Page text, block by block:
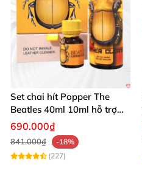
Set chai hít Popper The
Beatles 40ml 10ml hỗ trợ
giãn nở hậu môn cho Top
690.000₫
841.000₫
-18%
(227)